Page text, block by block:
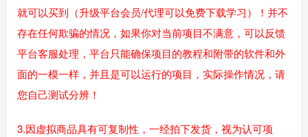
就可以买到（升级平台会员/代理可以免费下载学习）！并不
存在任何欺骗的情况，如果你对当前项目不满意，可以反馈
平台客服处理，平台只能确保项目的教程和附带的软件和外
面的一模一样，并且是可以运行的项目，实际操作情况，请
您自己测试分辨！
3.因虚拟商品具有可复制性，一经拍下发货，视为认可项